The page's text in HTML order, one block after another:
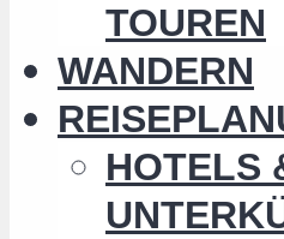
TOUREN
WANDERN
HOTELS